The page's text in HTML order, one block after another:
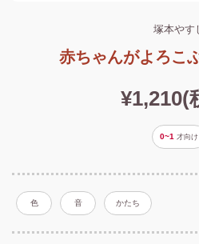
塚本やす
赤ちゃんがよろこ
¥1,210(
0~1 才向け
色 音 かたち